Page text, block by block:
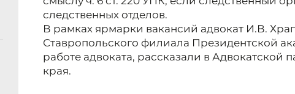
следственных отделов.
В рамках ярмарки вакансий адвокат И.В.
Ставропольского филиала Президентской
работе адвоката, рассказали в Адвокатской
края.